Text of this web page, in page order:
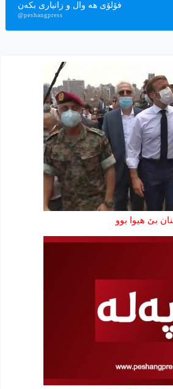
فۆلۆی هه‌ وال و زانیاری بكه‌ن
@peshangpress
بێ هیوا بوو